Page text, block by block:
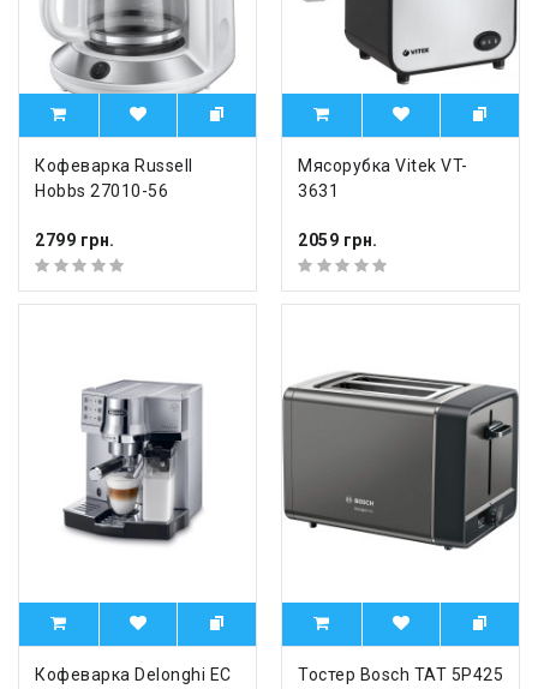
Кофеварка Russell
Hobbs 27010-56
2799 грн.
Мясорубка Vitek VT-
3631
2059 грн.
Кофеварка Delonghi EC
Тостер Bosch TAT 5P425